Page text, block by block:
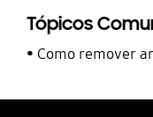
Tópicos
Como remover